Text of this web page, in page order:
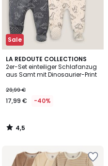
Sale
LA REDOUTE COLLECTIONS
2er-Set einteiliger Schlafanzug
aus Samt mit Dinosaurier-Print
29,99 €
17,99 € -40%
4,5
/ 5
4,5
/